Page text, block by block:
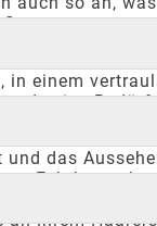
getragen
machen
einem
seine
ohne dass
das
Echthaar
an ihrem